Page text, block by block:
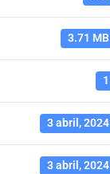
3.71 MB
1
3 abril, 2024
3 abril, 2024